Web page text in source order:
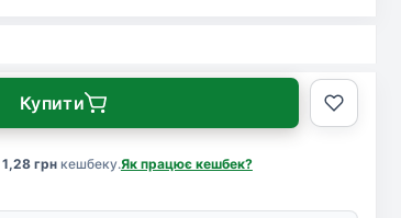
1,28 грнкешбеку.Як працює кешбек?
Купити